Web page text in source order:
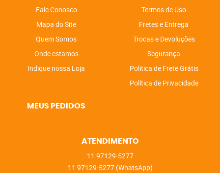
Fale Conosco
Mapa do Site
Quem Somos
Onde estamos
Indique nossa Loja
Termos de Uso
Fretes e Entrega
Trocas e Devoluções
Segurança
Politica de Frete Grátis
Política de Privacidade
MEUS PEDIDOS
ATENDIMENTO
11 97129-5277
11 97129-5277 (WhatsApp)